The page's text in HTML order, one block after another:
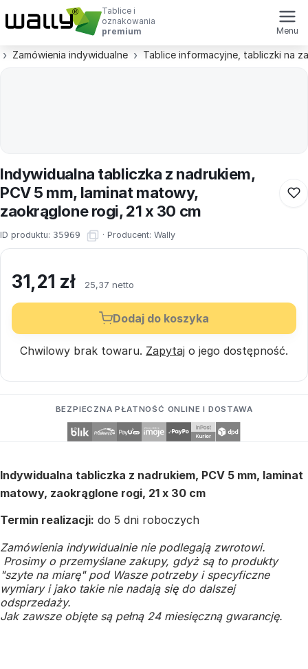
Tablice i
oznakowania
premium
Menu
Zamówienia indywidualne Tablice informacyjne, tabliczki na
Indywidualna tabliczka z nadrukiem,
PCV 5 mm, laminat matowy,
zaokrąglone rogi, 21 x 30 cm
ID produktu: 35969 · Producent: Wally
31,21 zł 25,37 netto
Dodaj do koszyka
Chwilowy brak towaru. Zapytaj o jego dostępność.
BEZPIECZNA PŁATNOŚĆ ONLINE I DOSTAWA
Indywidualna tabliczka z nadrukiem, PCV 5 mm, laminat
matowy, zaokrąglone rogi, 21 x 30 cm
Termin realizacji: do 5 dni roboczych
Zamówienia indywidualnie nie podlegają zwrotowi.
Prosimy o przemyślane zakupy, gdyż są to produkty
"szyte na miarę" pod Wasze potrzeby i specyficzne
wymiary i jako takie nie nadają się do dalszej
odsprzedaży.
Jak zawsze objęte są pełną 24 miesięczną gwarancję.